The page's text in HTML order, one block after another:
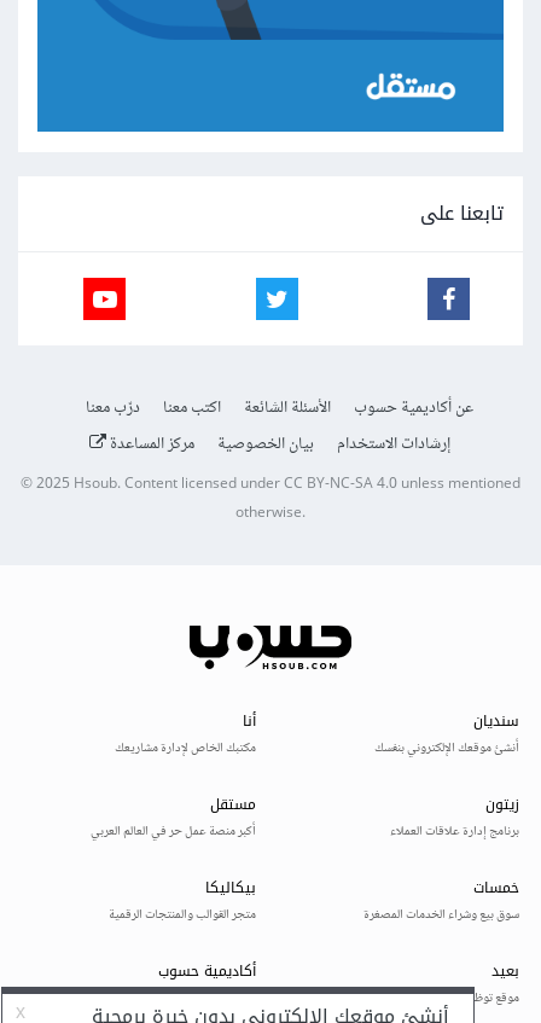
تابعنا على
عن أكاديمية حسوب الأسئلة الشائعة اكتب معنا
درّب معنا
إرشادات الاستخدام
بيان الخصوصية مركز المساعدة
© 2025Hsoub.Content licensed underCC BY-NC-SA 4.0unless mentioned
otherwise.